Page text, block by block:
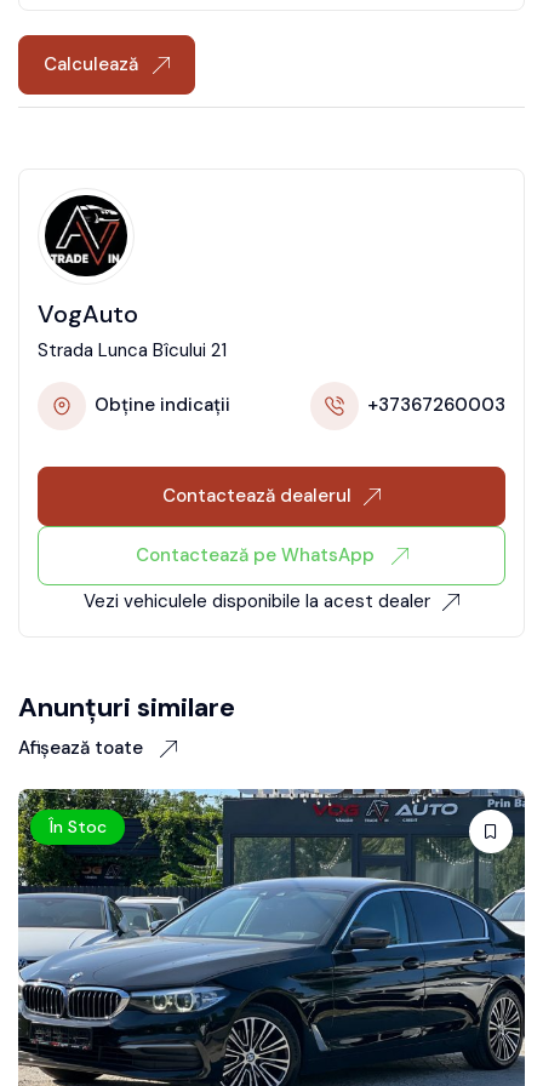
Calculează
VogAuto
Strada Lunca Bîcului 21
Obține indicații +37367260003
Contactează dealerul
Contactează pe WhatsApp
Vezi vehiculele disponibile la acest dealer
Anunțuri similare
Afișează toate
În Stoc